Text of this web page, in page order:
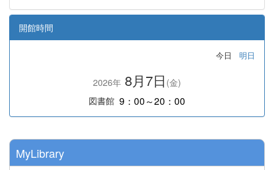
開館時間
今日 明日
2026年 8月7日 (金)
図書館 9：00～20：00
MyLibrary